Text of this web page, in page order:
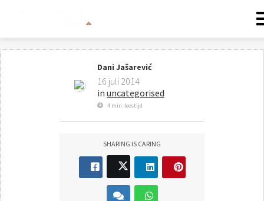
Dani Jašarević
16 juli 2014
in uncategorised
4 min. leestijd
SHARING IS CARING